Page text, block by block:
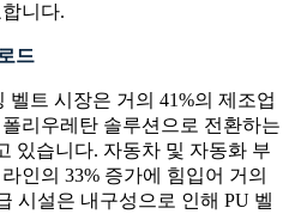
니다.
드
벨트 시장은 거의 41%의 제조업
리우레탄 솔루션으로 전환하는
있습니다. 자동차 및 자동화 부
인의 33% 증가에 힘입어 거의
시설은 내구성으로 인해 PU 벨